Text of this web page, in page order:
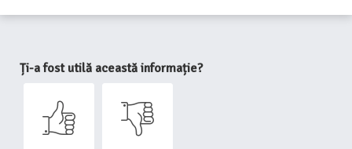
Ți-a fost utilă această informație?